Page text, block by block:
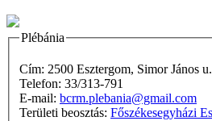
Plébánia
Cím: 2500 Esztergom, Simor János
Telefon: 33/313-791
E-mail: bcrm.plebania@gmail.com
Területi beosztás: Főszékesegyházi